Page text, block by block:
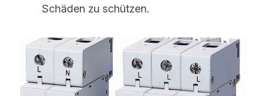
Schäden zu schützen.